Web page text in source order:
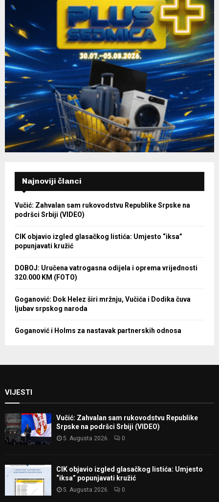
Najnoviji članci
Vučić: Zahvalan sam rukovodstvu Republike Srpske na
podršci Srbiji (VIDEO)
CIK objavio izgled glasačkog listića: Umjesto “iksa”
popunjavati kružić
DOBOJ: Uručena vatrogasna odijela i oprema vrijednosti
320.000 KM (FOTO)
Goganović: Dok Helez širi mržnju, Vučića i Dodika čuva
ljubav srpskog naroda
Goganović i Holms za nastavak partnerskih odnosa
VIJESTI
Vučić: Zahvalan sam rukovodstvu Republike
Srpske na podršci Srbiji (VIDEO)
5. Augusta 2026. 0
CIK objavio izgled glasačkog listića: Umjesto
“iksa” popunjavati kružić
5. Augusta 2026. 0